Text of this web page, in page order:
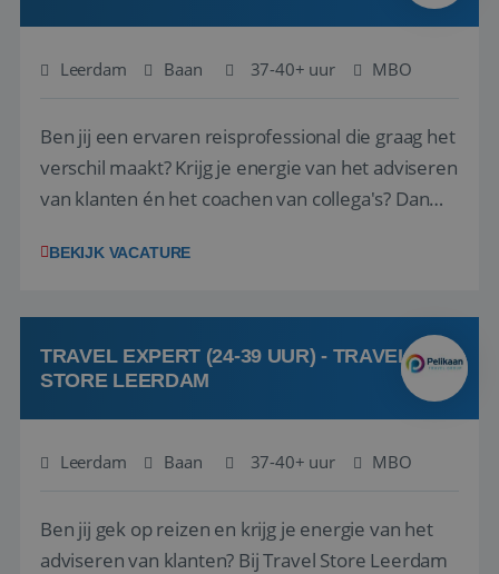
Leerdam Baan 37-40+ uur MBO
Ben jij een ervaren reisprofessional die graag het
verschil maakt? Krijg je energie van het adviseren
van klanten én het coachen van collega's? Dan
(onderdeel van Pelikaan Travel Group) zoeken
team het reisbureau verder...
BEKIJK VACATURE
TRAVEL EXPERT (24-39 UUR) - TRAVEL
STORE LEERDAM
Leerdam Baan 37-40+ uur MBO
Ben jij gek op reizen en krijg je energie van het
adviseren van klanten? Bij Travel Store Leerdam